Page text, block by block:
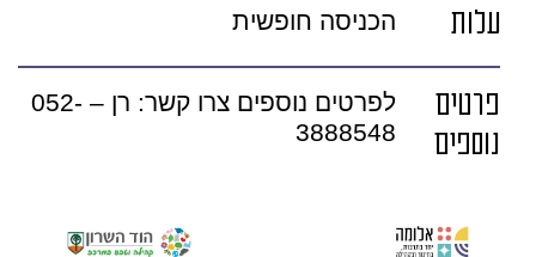
עלות הכניסה חופשית
פרטים
נוספים
לפרטים נוספים צרו קשר: רן – 052-
3888548